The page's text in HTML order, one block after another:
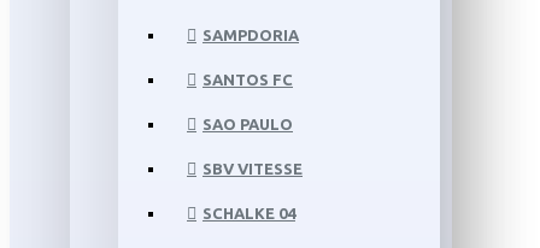
SAMPDORIA
SANTOS FC
SAO PAULO
SBV VITESSE
SCHALKE 04